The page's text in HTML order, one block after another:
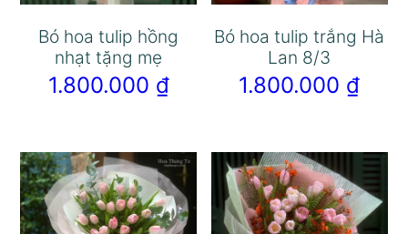
Bó hoa tulip hồng
nhạt tặng mẹ
1.800.000 ₫
Bó hoa tulip trắng Hà
Lan 8/3
1.800.000 ₫